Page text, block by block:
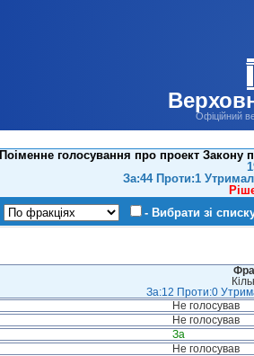
Офіційний
Поіменне голосування про проект Закону
За:44 Проти:1
- Вибрати зі
За:12 Проти:0
Не голосував
Не голосував
За
Не голосував